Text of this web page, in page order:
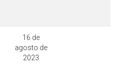
16 de
agosto de
2023